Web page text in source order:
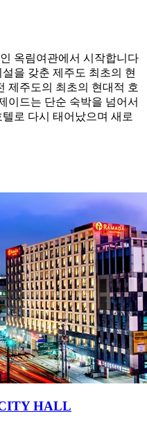
옥림여관에서 시작합니다
을 갖춘 제주도 최초의 현
제주도의 최초의 현대적 호
이드는 단순 숙박을 넘어서
로 다시 태어났으며 새로
HALL